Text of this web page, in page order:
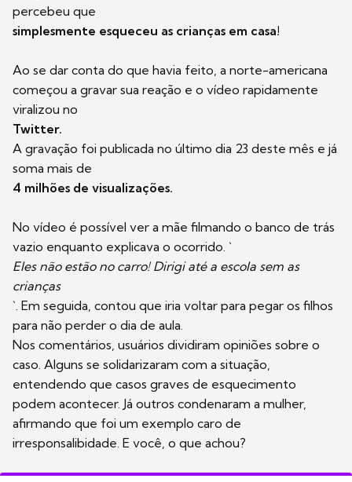
percebeu que
simplesmente esqueceu as crianças em casa!
Ao se dar conta do que havia feito, a norte-americana
começou a gravar sua reação e o vídeo rapidamente
viralizou no
Twitter.
A gravação foi publicada no último dia 23 deste mês e já
soma mais de
4 milhões de visualizações.
No vídeo é possível ver a mãe filmando o banco de trás
vazio enquanto explicava o ocorrido. `
Eles não estão no carro! Dirigi até a escola sem as
crianças
`. Em seguida, contou que iria voltar para pegar os filhos
para não perder o dia de aula.
Nos comentários, usuários dividiram opiniões sobre o
caso. Alguns se solidarizaram com a situação,
entendendo que casos graves de esquecimento
podem acontecer. Já outros condenaram a mulher,
afirmando que foi um exemplo caro de
irresponsalibidade. E você, o que achou?